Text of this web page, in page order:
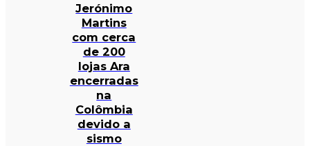
Jerónimo
Martins
com cerca
de 200
lojas Ara
encerradas
na
Colômbia
devido a
sismo